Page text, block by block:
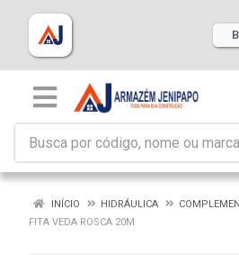
INÍCIO HIDRÁULICA
FITA VEDA ROSCA 20M